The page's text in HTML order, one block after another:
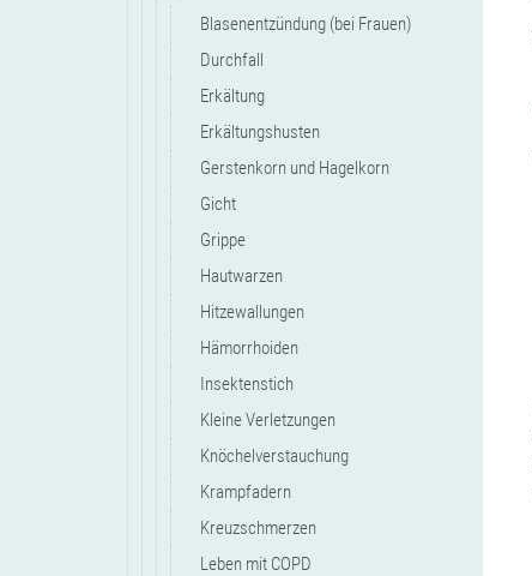
Blasenentzündung (bei Frauen)
Durchfall
Erkältung
Erkältungshusten
Gerstenkorn und Hagelkorn
Gicht
Grippe
Hautwarzen
Hitzewallungen
Hämorrhoiden
Insektenstich
Kleine Verletzungen
Knöchelverstauchung
Krampfadern
Kreuzschmerzen
Leben mit COPD